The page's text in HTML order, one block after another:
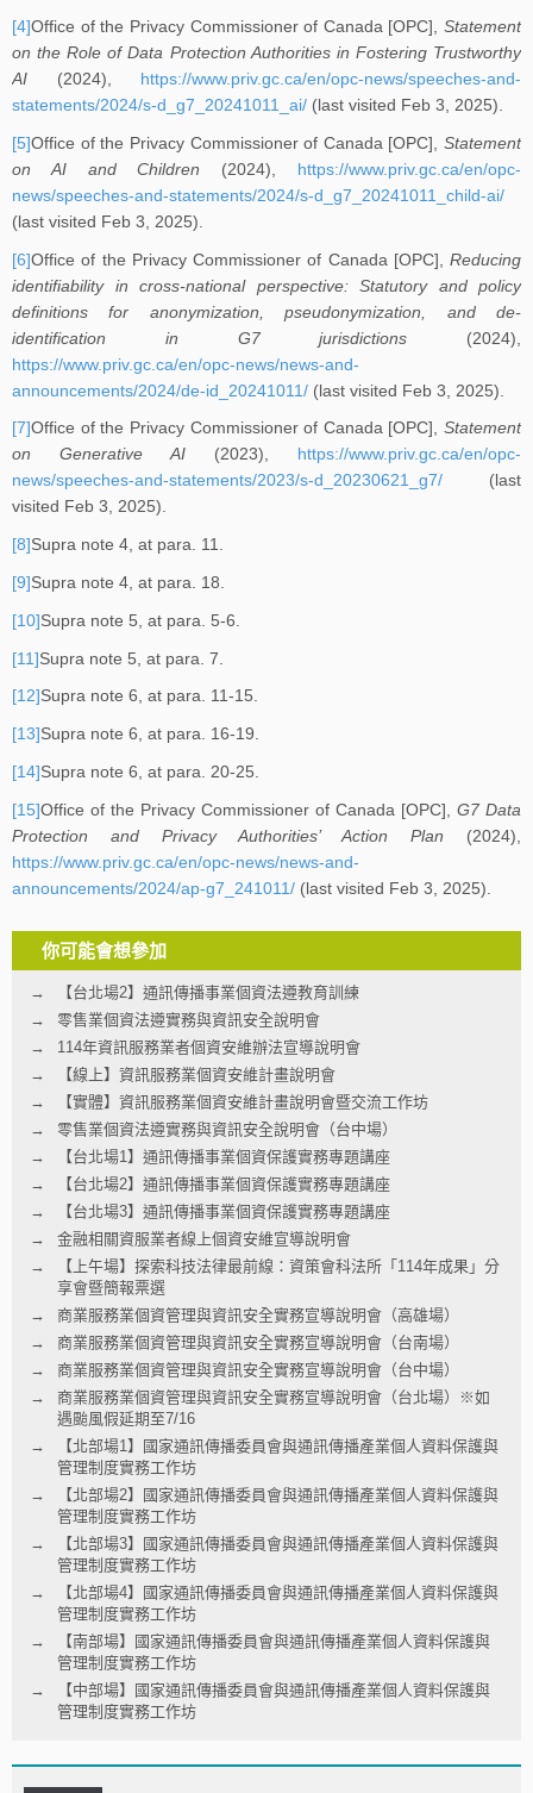
[4]Office of the Privacy Commissioner of Canada [OPC], Statement
on the Role of Data Protection Authorities in Fostering Trustworthy
AI (2024), https://www.priv.gc.ca/en/opc-news/speeches-and-
statements/2024/s-d_g7_20241011_ai/ (last visited Feb 3, 2025).
[5]Office of the Privacy Commissioner of Canada [OPC], Statement
on AI and Children (2024), https://www.priv.gc.ca/en/opc-
news/speeches-and-statements/2024/s-d_g7_20241011_child-ai/
(last visited Feb 3, 2025).
[6]Office of the Privacy Commissioner of Canada [OPC], Reducing
identifiability in cross-national perspective: Statutory and policy
definitions for anonymization, pseudonymization, and de-
identification in G7 jurisdictions (2024),
https://www.priv.gc.ca/en/opc-news/news-and-
announcements/2024/de-id_20241011/ (last visited Feb 3, 2025).
[7]Office of the Privacy Commissioner of Canada [OPC], Statement
on Generative AI (2023), https://www.priv.gc.ca/en/opc-
news/speeches-and-statements/2023/s-d_20230621_g7/ (last
visited Feb 3, 2025).
[8]Supra note 4, at para. 11.
[9]Supra note 4, at para. 18.
[10]Supra note 5, at para. 5-6.
[11]Supra note 5, at para. 7.
[12]Supra note 6, at para. 11-15.
[13]Supra note 6, at para. 16-19.
[14]Supra note 6, at para. 20-25.
[15]Office of the Privacy Commissioner of Canada [OPC], G7 Data
Protection and Privacy Authorities’ Action Plan (2024),
https://www.priv.gc.ca/en/opc-news/news-and-
announcements/2024/ap-g7_241011/ (last visited Feb 3, 2025).
你可能會想參加
【台北場2】通訊傳播事業個資法遵教育訓練
零售業個資法遵實務與資訊安全說明會
114年資訊服務業者個資安維辦法宣導說明會
【線上】資訊服務業個資安維計畫說明會
【實體】資訊服務業個資安維計畫說明會暨交流工作坊
零售業個資法遵實務與資訊安全說明會（台中場）
【台北場1】通訊傳播事業個資保護實務專題講座
【台北場2】通訊傳播事業個資保護實務專題講座
【台北場3】通訊傳播事業個資保護實務專題講座
金融相關資服業者線上個資安維宣導說明會
【上午場】探索科技法律最前線：資策會科法所「114年成果」分
享會暨簡報票選
商業服務業個資管理與資訊安全實務宣導說明會（高雄場）
商業服務業個資管理與資訊安全實務宣導說明會（台南場）
商業服務業個資管理與資訊安全實務宣導說明會（台中場）
商業服務業個資管理與資訊安全實務宣導說明會（台北場）※如
遇颱風假延期至7/16
【北部場1】國家通訊傳播委員會與通訊傳播產業個人資料保護與
管理制度實務工作坊
【北部場2】國家通訊傳播委員會與通訊傳播產業個人資料保護與
管理制度實務工作坊
【北部場3】國家通訊傳播委員會與通訊傳播產業個人資料保護與
管理制度實務工作坊
【北部場4】國家通訊傳播委員會與通訊傳播產業個人資料保護與
管理制度實務工作坊
【南部場】國家通訊傳播委員會與通訊傳播產業個人資料保護與
管理制度實務工作坊
【中部場】國家通訊傳播委員會與通訊傳播產業個人資料保護與
管理制度實務工作坊